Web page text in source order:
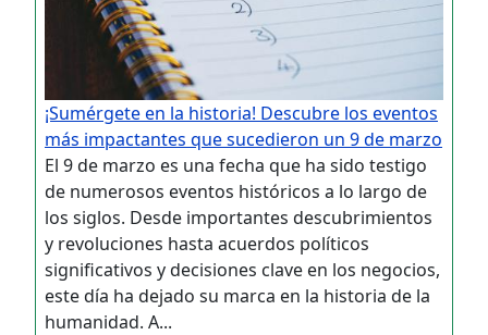
¡Sumérgete en la historia! Descubre los eventos
más impactantes que sucedieron un 9 de marzo
El 9 de marzo es una fecha que ha sido testigo
de numerosos eventos históricos a lo largo de
los siglos. Desde importantes descubrimientos
y revoluciones hasta acuerdos políticos
significativos y decisiones clave en los negocios,
este día ha dejado su marca en la historia de la
humanidad. A...